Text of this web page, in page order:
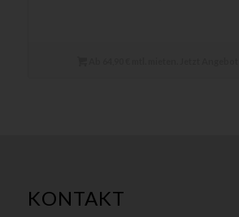
KONTAKT